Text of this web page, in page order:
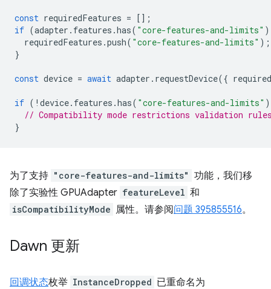
const requiredFeatures = [];
if (adapter . features .has( "core-features-and-limits"
requiredFeatures .push( "core-features-and-limits" );
}
const device = await adapter . requestDevice({
if ( ! device. features .has( "core-features-and-limits"
// Compatibility mode restrictions validation
}
为了支持 "core-features-and-limits" 功能，我们移
除了实验性 GPUAdapter featureLevel 和
isCompatibilityMode 属性。请参阅问题 395855516。
Dawn 更新
回调状态枚举 InstanceDropped 已重命名为